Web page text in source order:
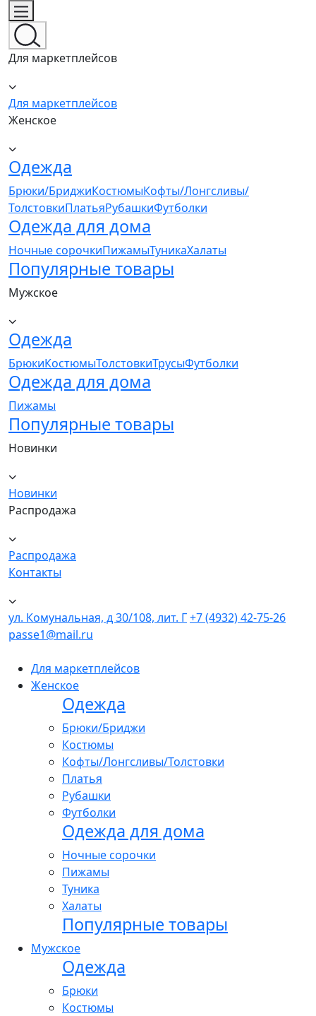
Для маркетплейсов
Для маркетплейсов
Женское
Одежда
Брюки/БриджиКостюмыКофты/Лонгсливы/
ТолстовкиПлатьяРубашкиФутболки
Одежда для дома
Ночные сорочкиПижамыТуникаХалаты
Популярные товары
Мужское
Одежда
БрюкиКостюмыТолстовкиТрусыФутболки
Одежда для дома
Пижамы
Популярные товары
Новинки
Новинки
Распродажа
Распродажа
Контакты
ул. Комунальная, д 30/108, лит. Г+7 (4932) 42-75-26
passe1@mail.ru
Для маркетплейсов
Женское
Одежда
Брюки/Бриджи
Костюмы
Кофты/Лонгсливы/Толстовки
Платья
Рубашки
Футболки
Одежда для дома
Ночные сорочки
Пижамы
Туника
Халаты
Популярные товары
Мужское
Одежда
Брюки
Костюмы